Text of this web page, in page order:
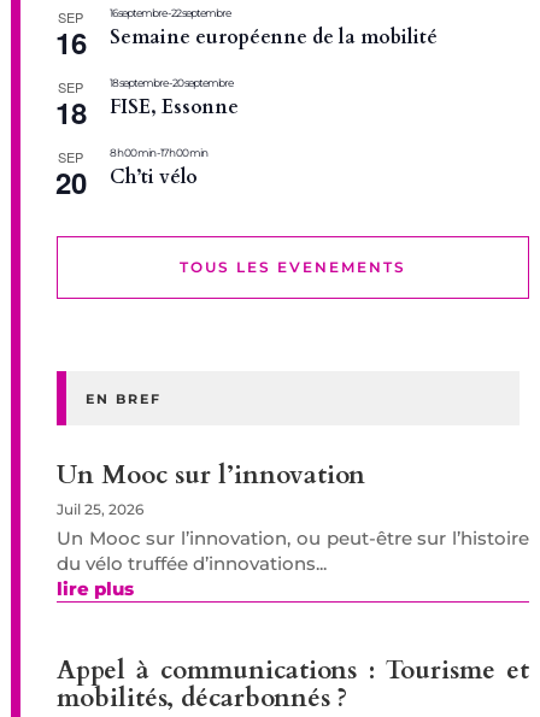
SEP
16
16 septembre-22 septembre
Semaine européenne de la mobilité
SEP
18
18 septembre-20 septembre
FISE, Essonne
SEP
20
8 h 00 min-17 h 00 min
Ch’ti vélo
TOUS LES EVENEMENTS
EN BREF
Un Mooc sur l’innovation
Juil 25, 2026
Un Mooc sur l’innovation, ou peut-être sur l’histoire
du vélo truffée d’innovations...
lire plus
Appel à communications : Tourisme et
mobilités, décarbonnés ?